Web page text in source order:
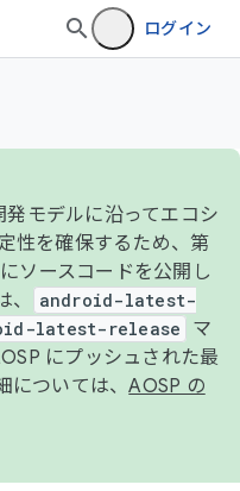
ログイン
モデルに沿ってエコシ
性を確保するため、第
ソースコードを公開し
android-latest-
latest-release
マ
にプッシュされた最
については、AOSP の